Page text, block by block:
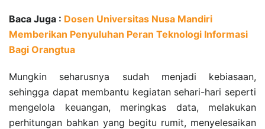
Baca Juga : Dosen Universitas Nusa Mandiri
Memberikan Penyuluhan Peran Teknologi Informasi
Bagi Orangtua
Mungkin seharusnya sudah menjadi kebiasaan,
sehingga dapat membantu kegiatan sehari-hari seperti
mengelola keuangan, meringkas data, melakukan
perhitungan bahkan yang begitu rumit, menyelesaikan